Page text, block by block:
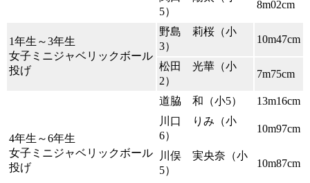
5）
8m02cm
1年生～3年生
女子ミニジャベリックボール
投げ
野島 莉桜（小
3）
10m47cm
松田 光華（小
2）
7m75cm
4年生～6年生
女子ミニジャベリックボール
投げ
道脇 和（小5）
13m16cm
川口 りみ（小
6）
10m97cm
川俣 実央奈（小
5）
10m87cm